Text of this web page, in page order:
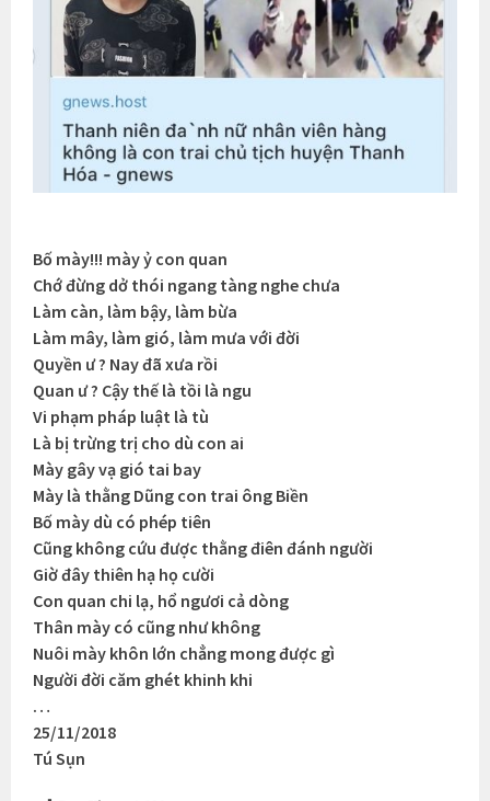
Bố mày!!! mày ỷ con quan
Chớ đừng dở thói ngang tàng nghe chưa
Làm càn, làm bậy, làm bừa
Làm mây, làm gió, làm mưa với đời
Quyền ư ? Nay đã xưa rồi
Quan ư ? Cậy thế là tồi là ngu
Vi phạm pháp luật là tù
Là bị trừng trị cho dù con ai
Mày gây vạ gió tai bay
Mày là thằng Dũng con trai ông Biền
Bố mày dù có phép tiên
Cũng không cứu được thằng điên đánh người
Giờ đây thiên hạ họ cười
Con quan chi lạ, hổ ngươi cả dòng
Thân mày có cũng như không
Nuôi mày khôn lớn chẳng mong được gì
Người đời căm ghét khinh khi
…
25/11/2018
Tú Sụn